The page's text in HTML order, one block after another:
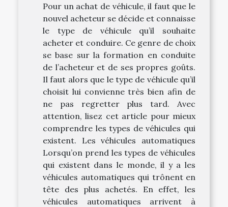
Pour un achat de véhicule, il faut que le
nouvel acheteur se décide et connaisse
le type de véhicule qu’il souhaite
acheter et conduire. Ce genre de choix
se base sur la formation en conduite
de l’acheteur et de ses propres goûts.
Il faut alors que le type de véhicule qu’il
choisit lui convienne très bien afin de
ne pas regretter plus tard. Avec
attention, lisez cet article pour mieux
comprendre les types de véhicules qui
existent. Les véhicules automatiques
Lorsqu’on prend les types de véhicules
qui existent dans le monde, il y a les
véhicules automatiques qui trônent en
tête des plus achetés. En effet, les
véhicules automatiques arrivent à